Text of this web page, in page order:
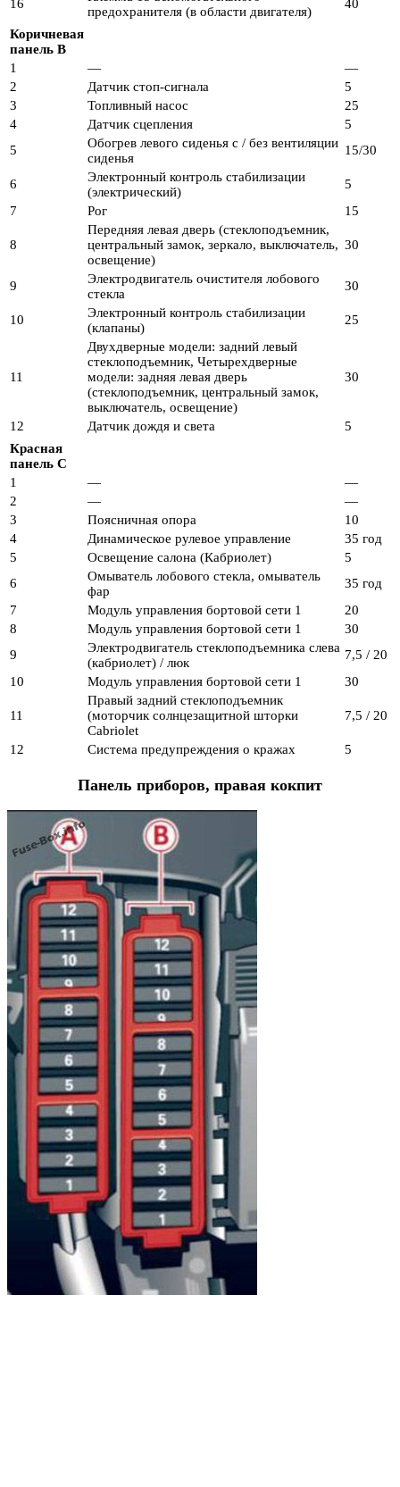
16
предохранителя (в области двигателя)
40
Коричневая
панель B
1
—
—
2
Датчик стоп-сигнала
5
3
Топливный насос
25
4
Датчик сцепления
5
5
Обогрев левого сиденья с / без вентиляции
сиденья
15/30
6
Электронный контроль стабилизации
(электрический)
5
7
Рог 15
8
Передняя левая дверь (стеклоподъемник,
центральный замок, зеркало, выключатель,
освещение)
30
9
Электродвигатель очистителя лобового
стекла
30
10
Электронный контроль стабилизации
(клапаны)
25
11
Двухдверные модели: задний левый
стеклоподъемник, Четырехдверные
модели: задняя левая дверь
(стеклоподъемник, центральный замок,
выключатель, освещение)
30
12 Датчик дождя и света
5
Красная
панель C
1
—
—
2
—
—
3
Поясничная опора
10
4
Динамическое рулевое управление
35 год
5
Освещение салона (Кабриолет)
5
6
Омыватель лобового стекла, омыватель
фар
35 год
7
Модуль управления бортовой сети 1
20
8
Модуль управления бортовой сети 1
30
9
Электродвигатель стеклоподъемника слева
(кабриолет) / люк
7,5 / 20
10
Модуль управления бортовой сети 1 30
11
Правый задний стеклоподъемник
(моторчик солнцезащитной шторки
Cabriolet
7,5 / 20
12 Система предупреждения о кражах 5
Панель приборов, правая кокпит